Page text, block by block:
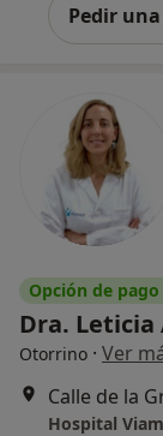
Pedir
Opción de
Dra. Leticia
Otorrino · Ver
Calle de la
Hospital